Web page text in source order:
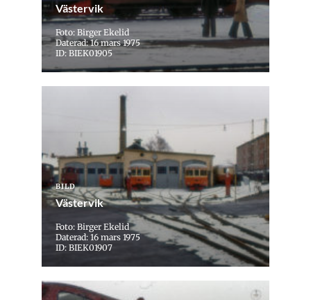
Västervik
Foto: Birger Ekelid
Daterad: 16 mars 1975
ID: BIEK01905
BILD
Västervik
Foto: Birger Ekelid
Daterad: 16 mars 1975
ID: BIEK01907